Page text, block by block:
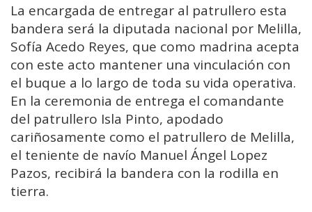
La encargada de entregar al patrullero esta
bandera será la diputada nacional por Melilla,
Sofía Acedo Reyes, que como madrina acepta
con este acto mantener una vinculación con
el buque a lo largo de toda su vida operativa.
En la ceremonia de entrega el comandante
del patrullero Isla Pinto, apodado
cariñosamente como el patrullero de Melilla,
el teniente de navío Manuel Ángel Lopez
Pazos, recibirá la bandera con la rodilla en
tierra.